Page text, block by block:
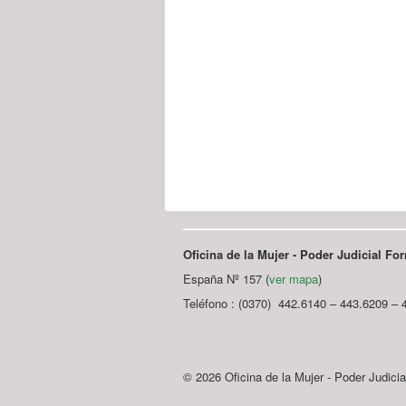
Oficina de la Mujer - Poder Judicial
España Nº 157 (ver mapa)
Teléfono : (0370) 442.6140 – 443.6209 –
© 2026 Oficina de la Mujer - Poder